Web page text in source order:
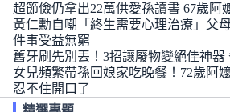
超節儉仍拿出22萬供愛孫讀書 67歲阿
黃仁勳自嘲「終生需要心理治療」父
件事受益無窮
舊牙刷先別丟！3招讓廢物變絕佳神器
女兒頻繁帶孫回娘家吃晚餐！72歲阿
忍不住開口了